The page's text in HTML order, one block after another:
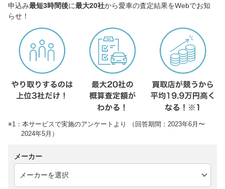
申込み最短3時間後に最大20社から愛車の査定結果をWebでお知
らせ！
※1：本サービスで実施のアンケートより （回答期間：2023年6月〜
2024年5月）
メーカー